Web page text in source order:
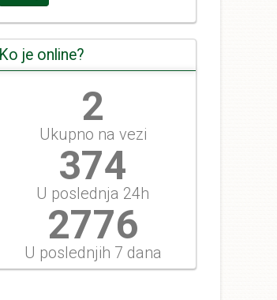
Ko je online?
2
Ukupno na vezi
416
U poslednja 24h
3084
U poslednjih 7 dana